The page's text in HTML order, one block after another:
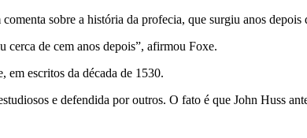
sobre a história da profecia, que surgiu anos depois
de cem anos depois”, afirmou Foxe.
escritos da década de 1530.
e defendida por outros. O fato é que John Huss